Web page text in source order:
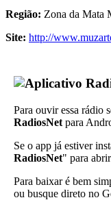
Região: Zona da Mata
Site: http://
Para ouvir essa rádio
RadiosNet para
Se o app já estiver
RadiosNet" para
Para baixar é bem
ou busque direto no